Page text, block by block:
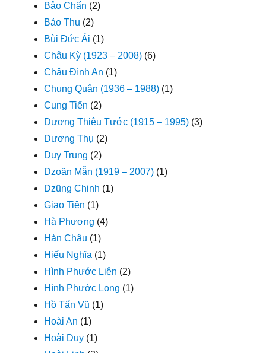
Bảo Chấn (2)
Bảo Thu (2)
Bùi Đức Ái (1)
Châu Kỳ (1923 – 2008) (6)
Châu Đình An (1)
Chung Quân (1936 – 1988) (1)
Cung Tiến (2)
Dương Thiệu Tước (1915 – 1995) (3)
Dương Thụ (2)
Duy Trung (2)
Dzoãn Mẫn (1919 – 2007) (1)
Dzũng Chinh (1)
Giao Tiên (1)
Hà Phương (4)
Hàn Châu (1)
Hiếu Nghĩa (1)
Hình Phước Liên (2)
Hình Phước Long (1)
Hồ Tấn Vũ (1)
Hoài An (1)
Hoài Duy (1)